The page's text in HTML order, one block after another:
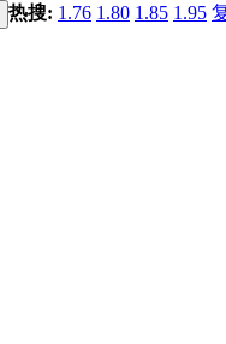
热搜: 1.76 1.80 1.85 1.95